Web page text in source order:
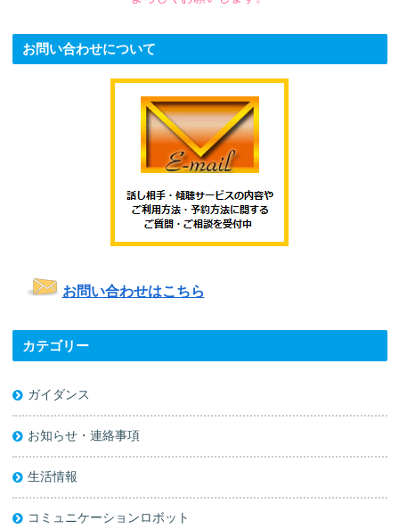
お問い合わせについて
お問い合わせはこちら
カテゴリー
ガイダンス
お知らせ・連絡事項
生活情報
コミュニケーションロボット